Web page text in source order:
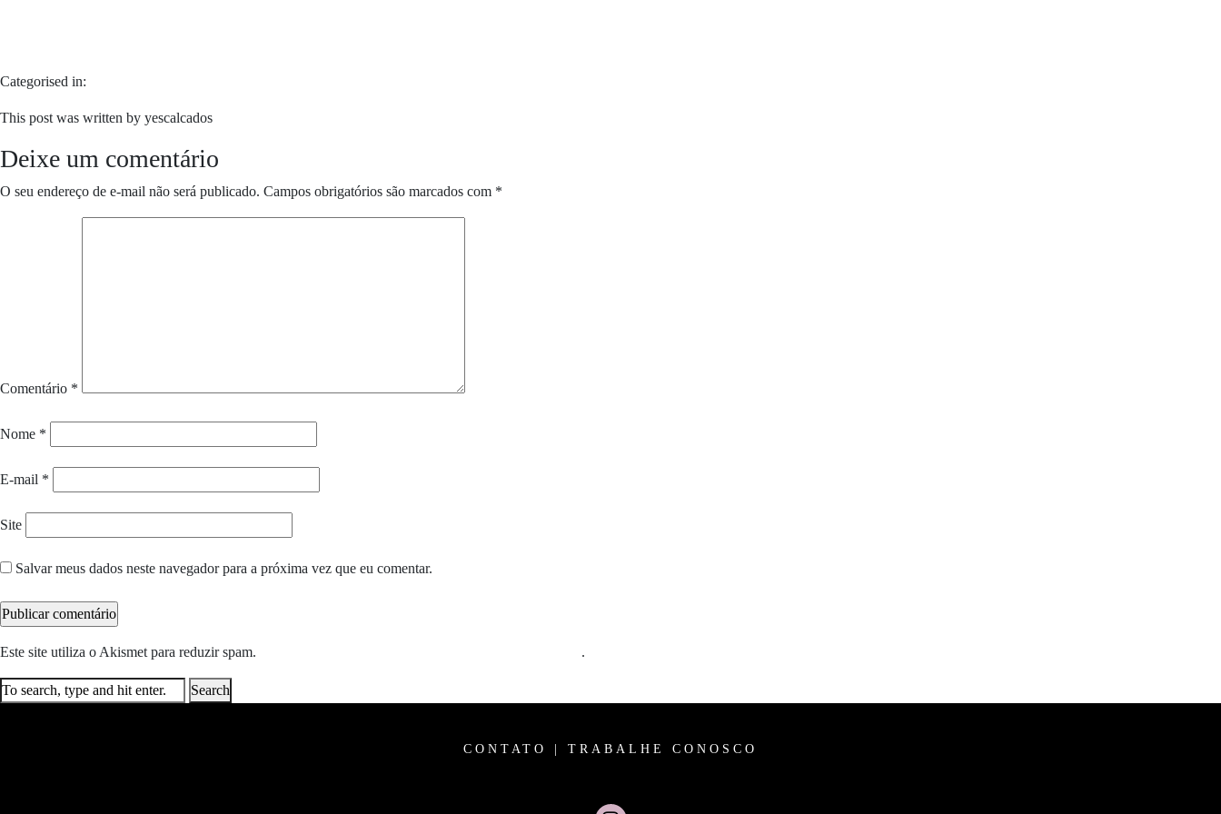
Categorised in:
This post was written by yescalcados
Deixe um comentário
O seu endereço de e-mail não será publicado. Campos obrigatórios são marcados com *
Comentário *
Nome *
E-mail *
Site
Salvar meus dados neste navegador para a próxima vez que eu comentar.
Este site utiliza o Akismet para reduzir spam. .
Search
CONTATO TRABALHE CONOSCO